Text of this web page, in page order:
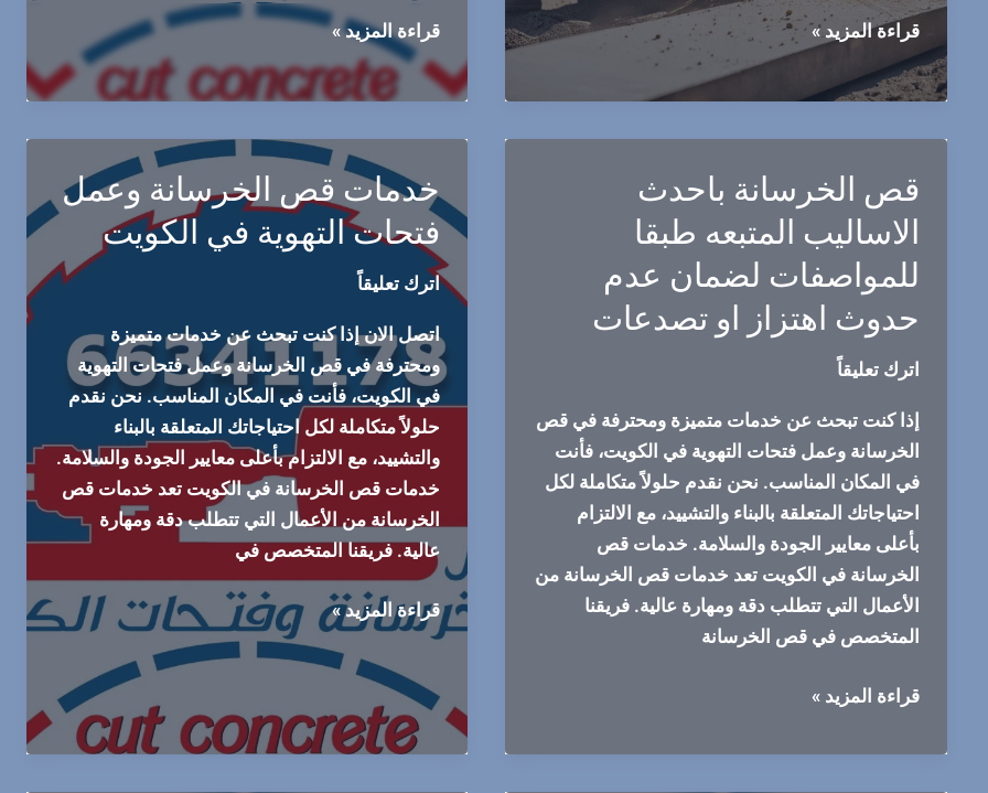
قص
الخرسانة
وعمل
66341178
قراءة المزيد »
قص
الخرسانة
والتغلب
تمرير
التمديدات
قراءة المزيد »
قص الخرسانة باحدث
الاساليب المتبعه طبقا
للمواصفات لضمان عدم
حدوث اهتزاز او تصدعات
اترك تعليقاً
إذا كنت تبحث عن خدمات متميزة ومحترفة في قص
الخرسانة وعمل فتحات التهوية في الكويت، فأنت
في المكان المناسب. نحن نقدم حلولاً متكاملة لكل
احتياجاتك المتعلقة بالبناء والتشييد، مع الالتزام
بأعلى معايير الجودة والسلامة. خدمات قص
الخرسانة في الكويت تعد خدمات قص الخرسانة من
الأعمال التي تتطلب دقة ومهارة عالية. فريقنا
المتخصص في قص الخرسانة
قص
باحدث
الاساليب
قراءة المزيد »
خدمات قص الخرسانة وعمل
فتحات التهوية في الكويت
اترك تعليقاً
اتصل الان إذا كنت تبحث عن خدمات متميزة
ومحترفة في قص الخرسانة وعمل فتحات التهوية
في الكويت، فأنت في المكان المناسب. نحن نقدم
حلولاً متكاملة لكل احتياجاتك المتعلقة بالبناء
والتشييد، مع الالتزام بأعلى معايير الجودة والسلامة.
خدمات قص الخرسانة في الكويت تعد خدمات قص
الخرسانة من الأعمال التي تتطلب دقة ومهارة
عالية. فريقنا المتخصص في
خدمات
قص
الخرسانة
وعمل
فتحات
قراءة المزيد »